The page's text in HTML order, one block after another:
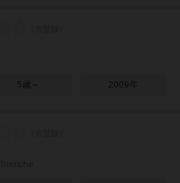
5歳～ 2009年